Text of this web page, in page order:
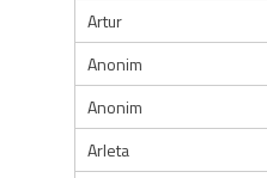
Artur
Anonim
Anonim
Arleta